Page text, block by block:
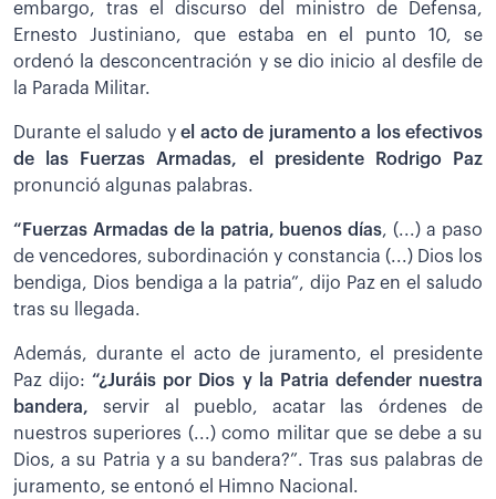
embargo, tras el discurso del ministro de Defensa,
Ernesto Justiniano, que estaba en el punto 10, se
ordenó la desconcentración y se dio inicio al desfile de
la Parada Militar.
Durante el saludo yel acto de juramento a los efectivos
de las Fuerzas Armadas, el presidente Rodrigo Paz
pronunció algunas palabras.
“Fuerzas Armadas de la patria, buenos días, (...) a paso
de vencedores, subordinación y constancia (...) Dios los
bendiga, Dios bendiga a la patria”, dijo Paz en el saludo
tras su llegada.
Además, durante el acto de juramento, el presidente
Paz dijo:“¿Juráis por Dios y la Patria defender nuestra
bandera, servir al pueblo, acatar las órdenes de
nuestros superiores (...) como militar que se debe a su
Dios, a su Patria y a su bandera?”. Tras sus palabras de
juramento, se entonó el Himno Nacional.